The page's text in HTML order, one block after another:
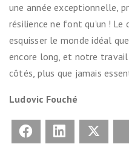
une année exceptionnelle,
résilience ne font qu’un ! Le
esquisser le monde idéal
encore long, et notre
côtés, plus que jamais
Ludovic Fouché
Facebook LinkedIn